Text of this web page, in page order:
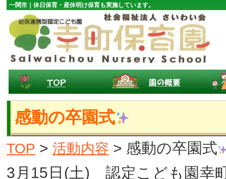
一関市｜休日保育・産休明け保育も実施しています。
感動の卒園式
TOP > 活動内容 > 感動の卒園式
3月15日(土) 認定こども園幸